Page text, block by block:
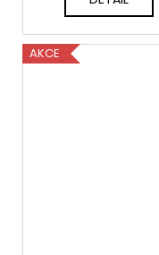
AKCE